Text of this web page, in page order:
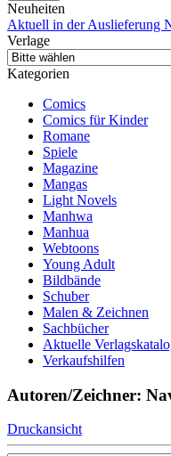
Neuheiten
Aktuell in der Auslieferung
Verlage
Kategorien
Comics
Comics für Kinder
Romane
Spiele
Magazine
Mangas
Light Novels
Manhwa
Manhua
Webtoons
Young Adult
Bildbände
Schuber
Malen & Zeichnen
Sachbücher
Aktuelle
Verkaufshilfen
Autoren/Zeichner:
Druckansicht